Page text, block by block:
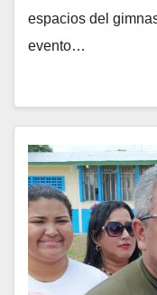
espacios del
evento…